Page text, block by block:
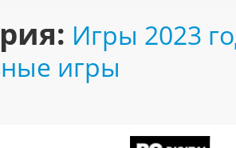
Игры 2023
игры